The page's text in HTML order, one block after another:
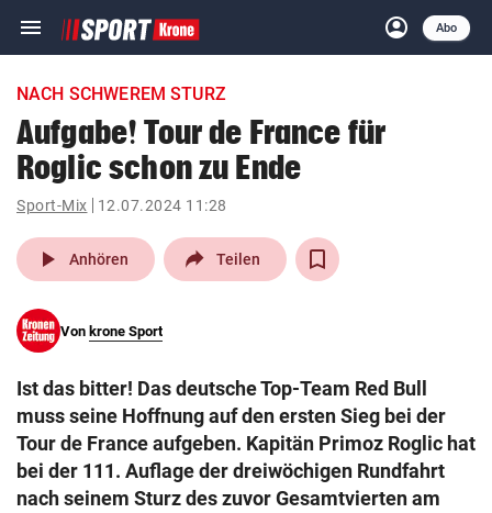
menu Navigation
ein-/ausklappen
account_circle
Anmelden
Abo
close Schließen
account_circle Anmelden
pin_drop
Wien arrow_right
search
eingeben
NACH SCHWEREM STURZ
Aufgabe! Tour de France für
Roglic schon zu Ende
Sport-Mix 12.07.2024 11:28
play_arrow Anhören Teilen
Von krone Sport
Ist das bitter! Das deutsche Top-Team Red Bull
muss seine Hoffnung auf den ersten Sieg bei der
Tour de France aufgeben. Kapitän Primoz Roglic hat
bei der 111. Auflage der dreiwöchigen Rundfahrt
nach seinem Sturz des zuvor Gesamtvierten am